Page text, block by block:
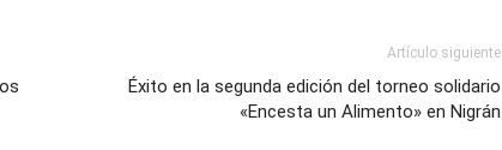
Artículo siguiente
Éxito en la segunda edición del torneo solidario
«Encesta un Alimento» en Nigrán